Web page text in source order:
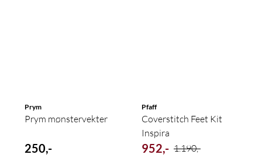
Prym
Prym mønstervekter
250,-
Pfaff
Coverstitch Feet Kit
Inspira
952,- 1.190,-